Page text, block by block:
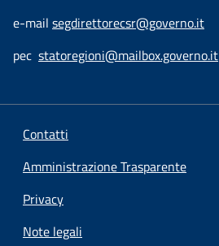
e-mail segdirettorecsr@governo.it
pec statoregioni@mailbox.governo.it
Contatti
Amministrazione Trasparente
Privacy
Note legali